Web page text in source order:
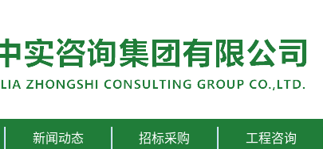
新闻动态 招标采购 工程咨询